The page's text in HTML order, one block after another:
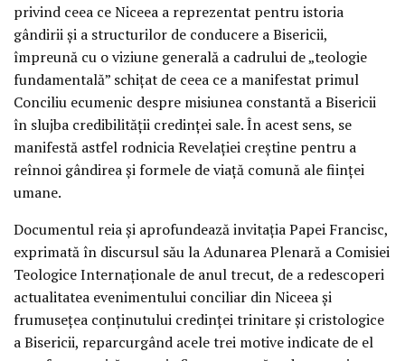
privind ceea ce Niceea a reprezentat pentru istoria
gândirii și a structurilor de conducere a Bisericii,
împreună cu o viziune generală a cadrului de „teologie
fundamentală” schițat de ceea ce a manifestat primul
Conciliu ecumenic despre misiunea constantă a Bisericii
în slujba credibilității credinței sale. În acest sens, se
manifestă astfel rodnicia Revelației creștine pentru a
reînnoi gândirea și formele de viață comună ale ființei
umane.
Documentul reia și aprofundează invitația Papei Francisc,
exprimată în discursul său la Adunarea Plenară a Comisiei
Teologice Internaționale de anul trecut, de a redescoperi
actualitatea evenimentului conciliar din Niceea și
frumusețea conținutului credinței trinitare și cristologice
a Bisericii, reparcurgând acele trei motive indicate de el